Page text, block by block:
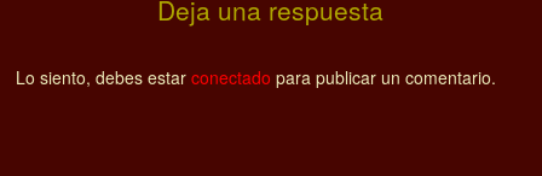
Deja una respuesta
Lo siento, debes estarconectado para publicar un comentario.